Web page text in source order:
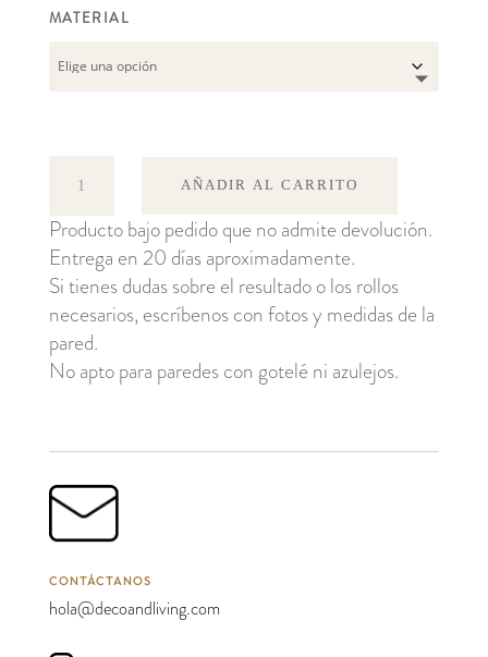
MATERIAL
cantidad
AÑADIR AL CARRITO
Producto bajo pedido que no admite devolución.
Entrega en 20 días aproximadamente.
Si tienes dudas sobre el resultado o los rollos
necesarios, escríbenos con fotos y medidas de la
pared.
No apto para paredes con gotelé ni azulejos.
CONTÁCTANOS
hola@decoandliving.com